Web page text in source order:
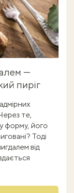
—
пиріг
те,
форму, його
Тоді
від